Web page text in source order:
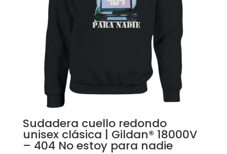
Sudadera cuello redondo
unisex clásica | Gildan® 18000V
– 404 No estoy para nadie